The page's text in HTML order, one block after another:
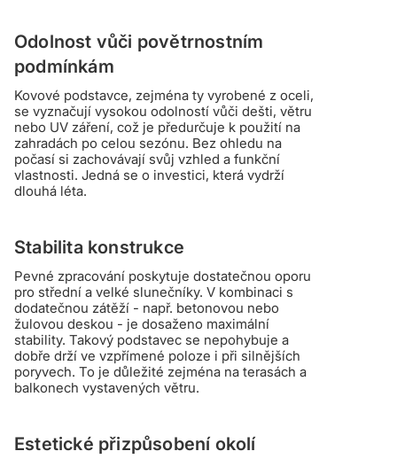
Odolnost vůči povětrnostním
podmínkám
Kovové podstavce, zejména ty vyrobené z oceli,
se vyznačují vysokou odolností vůči dešti, větru
nebo UV záření, což je předurčuje k použití na
zahradách po celou sezónu. Bez ohledu na
počasí si zachovávají svůj vzhled a funkční
vlastnosti. Jedná se o investici, která vydrží
dlouhá léta.
Stabilita konstrukce
Pevné zpracování poskytuje dostatečnou oporu
pro střední a velké slunečníky. V kombinaci s
dodatečnou zátěží - např. betonovou nebo
žulovou deskou - je dosaženo maximální
stability. Takový podstavec se nepohybuje a
dobře drží ve vzpřímené poloze i při silnějších
poryvech. To je důležité zejména na terasách a
balkonech vystavených větru.
Estetické přizpůsobení okolí